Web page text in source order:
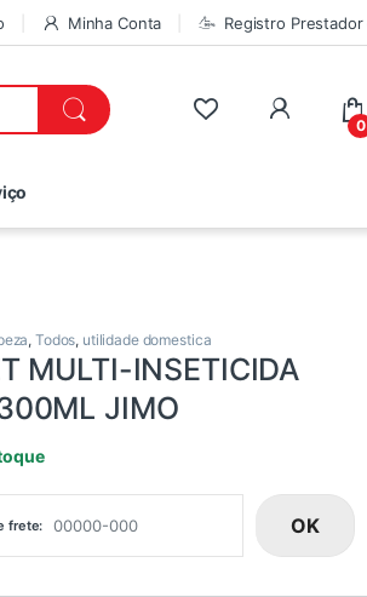
Minha Conta Registro
0
, Todos, utilidade domestica
MULTI-INSETICIDA
JIMO
frete: OK